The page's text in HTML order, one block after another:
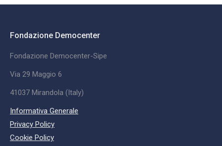
Fondazione Democenter
Fondazione Democenter-Sipe
Via 29 Maggio 6
41037 Mirandola (Italy)
Informativa Generale
Privacy Policy
Cookie Policy